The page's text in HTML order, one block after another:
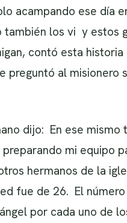
acampando ese día
los vi y estos
contó esta historia
preguntó al
dijo: En ese
mi equipo
hermanos de la
fue de 26. El
por cada uno de